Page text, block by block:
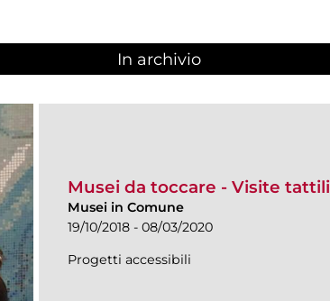
In archivio
Musei da toccare - Visite tattili
Musei in Comune
19/10/2018 - 08/03/2020
Progetti accessibili